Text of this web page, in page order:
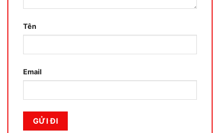
Tên
Email